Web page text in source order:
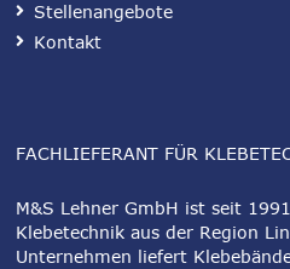
FACHLIEFERANT FÜR
M&S Lehner GmbH ist seit
Klebetechnik aus der Region
Unternehmen liefert
Stellenangebote
Kontakt